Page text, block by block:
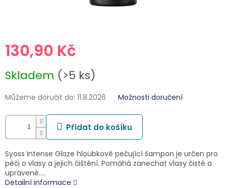
130,90 Kč
cena:
Skladem (>5 ks)
Můžeme doručit do: 11.8.2026 Možnosti doručení
Přidat do košíku
Syoss Intense Glaze hloubkově pečující šampon je určen pro
péči o vlasy a jejich čištění. Pomáhá zanechat vlasy čisté a
upravené.…
Detailní informace